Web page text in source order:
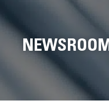
NEWSROOM